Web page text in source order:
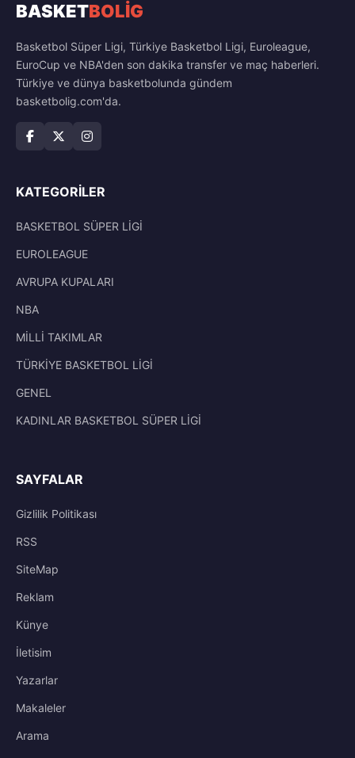
BASKETBOLİG
Basketbol Süper Ligi, Türkiye Basketbol Ligi, Euroleague,
EuroCup ve NBA'den son dakika transfer ve maç haberleri.
Türkiye ve dünya basketbolunda gündem
basketbolig.com'da.
KATEGORILER
BASKETBOL SÜPER LİGİ
EUROLEAGUE
AVRUPA KUPALARI
NBA
MİLLİ TAKIMLAR
TÜRKİYE BASKETBOL LİGİ
GENEL
KADINLAR BASKETBOL SÜPER LİGİ
SAYFALAR
Gizlilik Politikası
RSS
SiteMap
Reklam
Künye
İletisim
Yazarlar
Makaleler
Arama